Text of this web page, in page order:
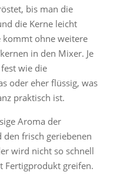
bis man die
die Kerne leicht
kommt ohne weitere
in den Mixer. Je
wie die
oder eher flüssig, was
praktisch ist.
Aroma der
den frisch geriebenen
wird nicht so schnell
Fertigprodukt greifen.